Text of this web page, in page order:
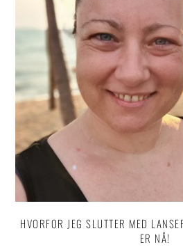
HVORFOR JEG SLUTTER MED
ER NÅ!